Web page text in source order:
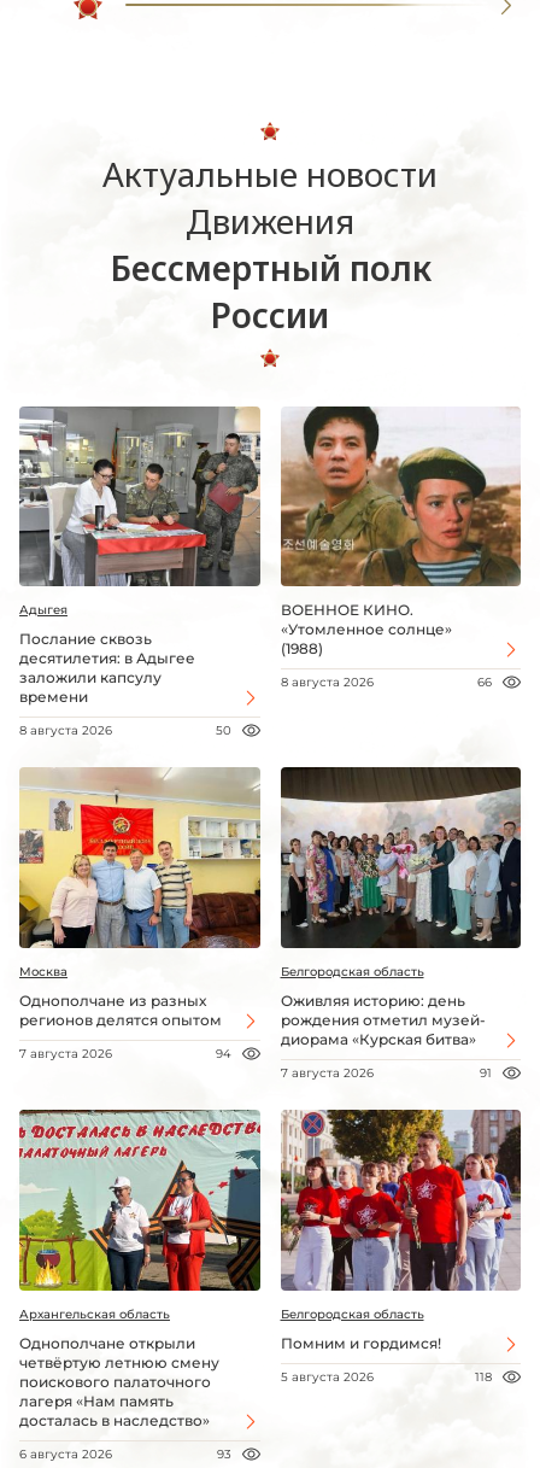
Актуальные новости
Движения
Бессмертный полк
России
Адыгея
Послание сквозь
десятилетия: в Адыгее
заложили капсулу
времени
8 августа 2026 50
ВОЕННОЕ КИНО.
«Утомленное солнце»
(1988)
8 августа 2026 66
Москва
Однополчане из разных
регионов делятся опытом
7 августа 2026 94
Белгородская область
Оживляя историю: день
рождения отметил музей-
диорама «Курская битва»
7 августа 2026 91
Архангельская область
Однополчане открыли
четвёртую летнюю смену
поискового палаточного
лагеря «Нам память
досталась в наследство»
6 августа 2026 93
Белгородская область
Помним и гордимся!
5 августа 2026 118